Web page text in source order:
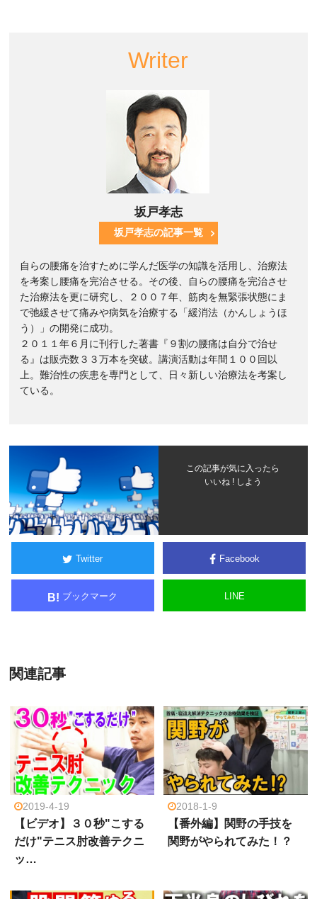
Writer
坂戸孝志
坂戸孝志の記事一覧
自らの腰痛を治すために学んだ医学の知識を活用し、治療法
を考案し腰痛を完治させる。その後、自らの腰痛を完治させ
た治療法を更に研究し、２００７年、筋肉を無緊張状態にま
で弛緩させて痛みや病気を治療する「緩消法（かんしょうほ
う）」の開発に成功。
２０１１年６月に刊行した著書『９割の腰痛は自分で治せ
る』は販売数３３万本を突破。講演活動は年間１００回以
上。難治性の疾患を専門として、日々新しい治療法を考案し
ている。
この記事が気に入ったら
いいね ! しよう
Twitter Facebook
B! ブックマーク LINE
関連記事
2019-4-19
【ビデオ】３０秒"こする
だけ"テニス肘改善テクニ
ッ…
2018-1-9
【番外編】関野の手技を
関野がやられてみた！？